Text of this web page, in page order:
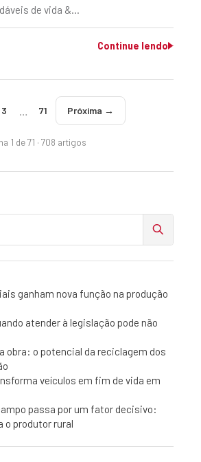
de vida &…
Continue lendo
3 71 Próxima →
1 de 71 · 708 artigos
ganham nova função na produção
atender à legislação pode não
obra: o potencial da reciclagem dos
veículos em fim de vida em
passa por um fator decisivo:
o produtor rural